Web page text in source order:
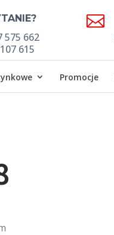
575 662
615

Promocje